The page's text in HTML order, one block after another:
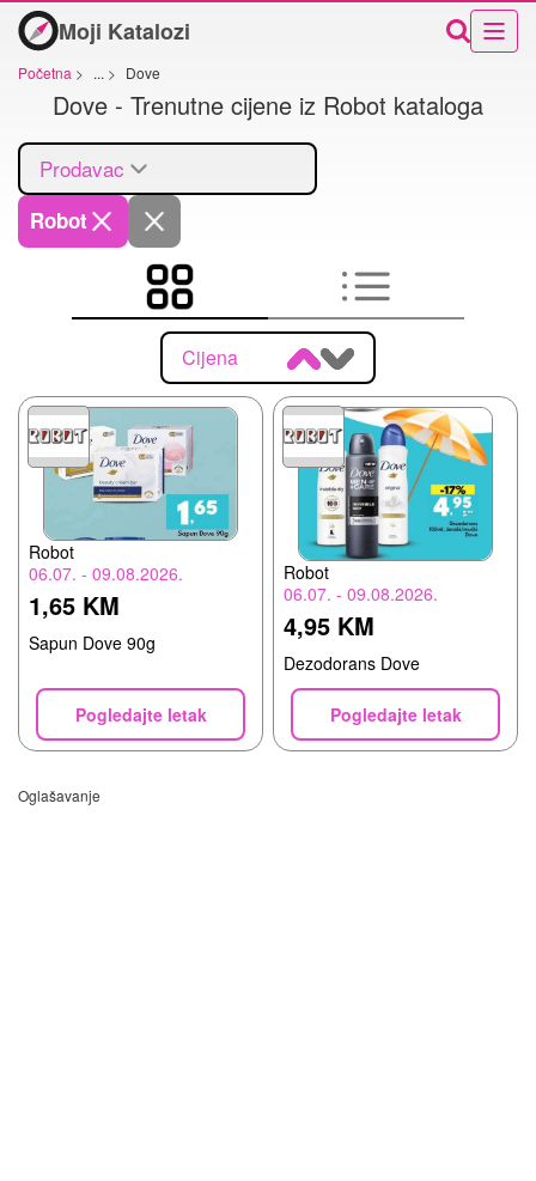
Moji Katalozi
Početna > ... > Dove
Dove - Trenutne cijene iz Robot kataloga
Prodavac
Robot
Cijena
Robot
06.07. - 09.08.2026.
1,65 KM
Sapun Dove 90g
Pogledajte letak
Robot
06.07. - 09.08.2026.
4,95 KM
Dezodorans Dove
Pogledajte letak
Oglašavanje